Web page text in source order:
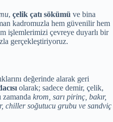
, çelik çatı sökümü ve bina
kadromuzla hem güvenilir hem
işlemlerimizi çevreye duyarlı bir
gerçekleştiriyoruz.
değerinde alarak geri
olarak; sadece demir, çelik,
krom, sarı pirinç, bakır,
chiller soğutucu grubu ve sandviç